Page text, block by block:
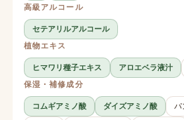
高級アルコール
セテアリルアルコール
植物エキス
ヒマワリ種子エキス アロエベラ液汁
保湿・補修成分
コムギアミノ酸 ダイズアミノ酸 パ